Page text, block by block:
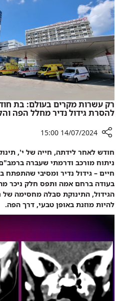
ברמב"ם
של
כלבות
טיפוליות
בהליך
רפואי
ברמב"ם
רק עשרות מקרים בעולם: בת
להסרת גידול נדיר מחלל הפה
שיתוף
עשרות
מקרים
בעולם:
ברמב"ם
להסרת
גידול
נדיר
מחלל
הפה
14/07/2024 15:00
חודש לאחר לידתה, חייה של י',
ניתוח מורכב ודרמתי שעברה
חיים – גידול נדיר ומסיבי
בעודה ברחם אמה ותפס חלק ניכר
הגידול, התינוקת סבלה מחסימה של
להיות מוזנת באופן טבעי, דרך הפה.